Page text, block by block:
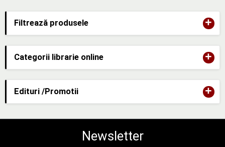
Filtrează produsele +
Categorii librarie online +
Edituri /Promotii +
Newsletter